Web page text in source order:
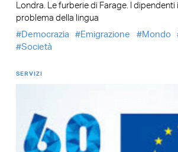
Londra. Le furberie di Farage. I dipendenti
problema della lingua
Democrazia
Emigrazione Mondo
Società
SERVIZI